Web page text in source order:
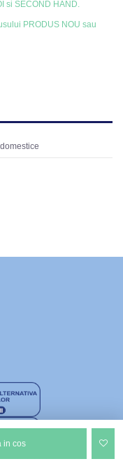
in cos
si SECOND HAND.
PRODUS NOU sau